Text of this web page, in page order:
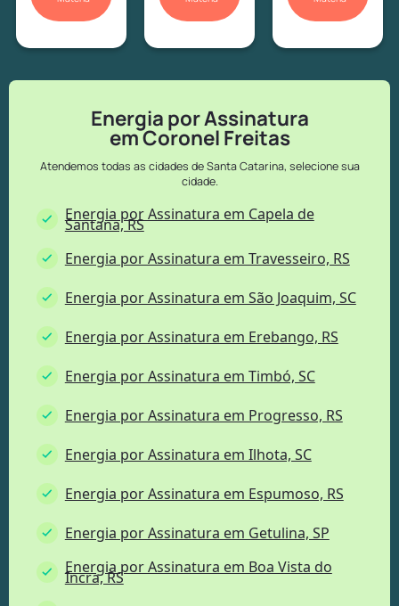
Energia por Assinatura
em Coronel Freitas
Atendemos todas as cidades de Santa Catarina, selecione sua
cidade.
Energia por Assinatura em Capela de
Santana, RS
Energia por Assinatura em Travesseiro, RS
Energia por Assinatura em São Joaquim, SC
Energia por Assinatura em Erebango, RS
Energia por Assinatura em Timbó, SC
Energia por Assinatura em Progresso, RS
Energia por Assinatura em Ilhota, SC
Energia por Assinatura em Espumoso, RS
Energia por Assinatura em Getulina, SP
Energia por Assinatura em Boa Vista do
Incra, RS